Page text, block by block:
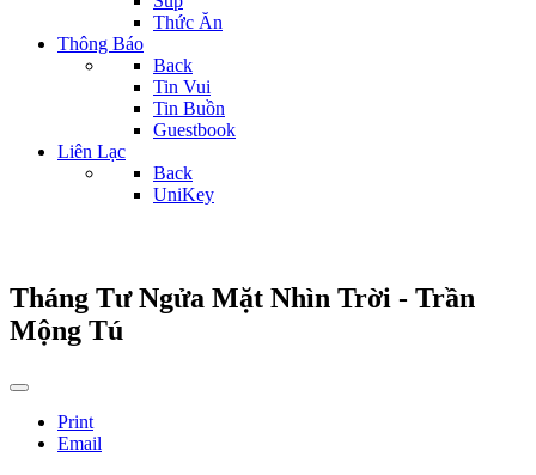
Thức Ăn
Thông Báo
Back
Tin Vui
Tin Buồn
Guestbook
Liên Lạc
Back
UniKey
Tháng Tư Ngửa Mặt Nhìn Trời - Trần
Mộng Tú
Print
Email